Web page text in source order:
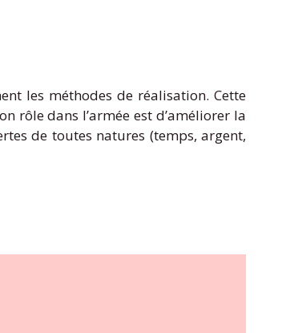
les méthodes de réalisation. Cette
rôle dans l’armée est d’améliorer la
de toutes natures (temps, argent,